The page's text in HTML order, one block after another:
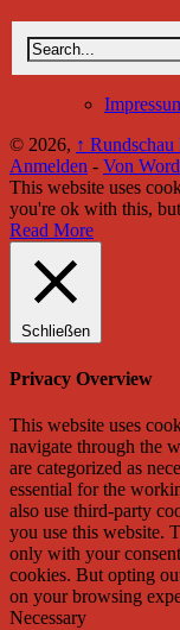
© 2026, ↑
Anmelden - Von
This website uses
you're ok with this,
Read More
Schließen
Privacy Overview
This website uses
navigate through the
are categorized as
essential for the
also use third-party
you use this website.
only with your
cookies. But opting
on your browsing
Necessary